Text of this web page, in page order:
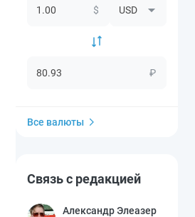
$
₽
Все валюты
Связь с редакцией
Александр Элеазер